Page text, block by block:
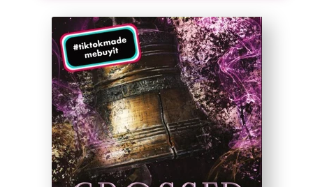
Shop